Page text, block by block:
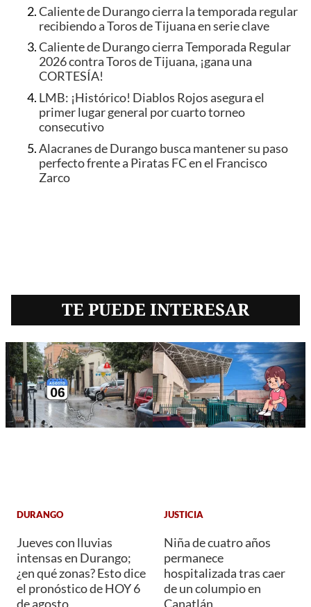
Caliente de Durango cierra la temporada regular
recibiendo a Toros de Tijuana en serie clave
Caliente de Durango cierra Temporada Regular
2026 contra Toros de Tijuana, ¡gana una
CORTESÍA!
LMB: ¡Histórico! Diablos Rojos asegura el
primer lugar general por cuarto torneo
consecutivo
Alacranes de Durango busca mantener su paso
perfecto frente a Piratas FC en el Francisco
Zarco
TE PUEDE INTERESAR
DURANGO
Jueves con lluvias
intensas en Durango;
¿en qué zonas? Esto dice
el pronóstico de HOY 6
de agosto
JUSTICIA
Niña de cuatro años
permanece
hospitalizada tras caer
de un columpio en
Canatlán